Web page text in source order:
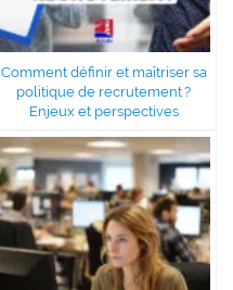
Comment définir et maîtriser sa
politique de recrutement ?
Enjeux et perspectives